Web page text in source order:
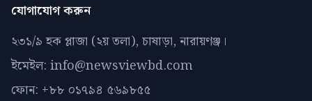
যোগাযোগ করুন
২৩১/৯ হক প্লাজা (২য় তলা), চাষাড়া, নারায়ণঞ্জ।
ইমেইল: info@newsviewbd.com
ফোন: +৮৮ ০১৭৯৪ ৫৬৯৮৫৫